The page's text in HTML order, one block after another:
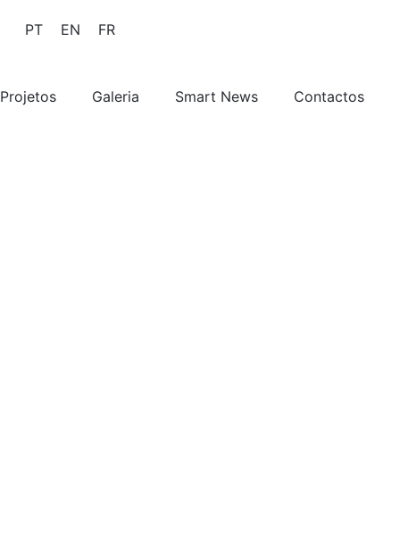
PT EN FR
Projetos Galeria Smart News Contactos